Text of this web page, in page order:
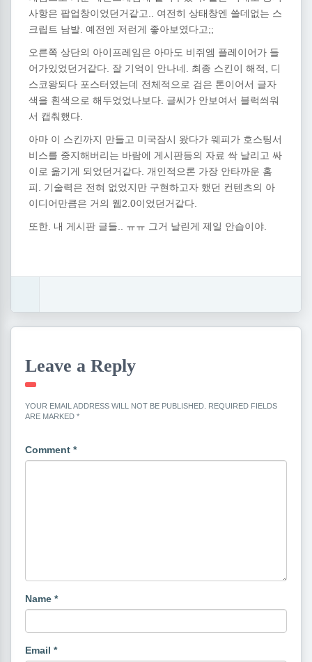
사항은 팝업창이었던거같고 여전히 상태창엔 쓸데없는 스
크립트 남발 예전엔 저런게 좋아보였다고;;
오른쪽 상단의 아이프레임은 아마도 비쥐엠 플레이어가 들
어가있었던거같다 잘 기억이 안나네 최종 스킨이 해적
디
스코왕되다 포스터였는데 전체적으로 검은 톤이어서 글자
색을 흰색으로 해두었었나보다 글씨가 안보여서 블럭씌워
서 캡춰했다
아마 이 스킨까지 만들고 미국잠시 왔다가 웨피가 호스팅서
비스를 중지해버리는 바람에 게시판등의 자료 싹 날리고 싸
이로 옮기게 되었던거같다 개인적으론 가장 안타까운 홈
피
기술력은 전혀 없었지만 구현하고자 했던 컨텐츠의 아
이디어만큼은 거의 웹 2.0이었던거같다
또한 내 게시판 글들 ㅠㅠ 그거 날린게 제일 안습이야
Leave a Reply
YOUR EMAIL ADDRESS WILL NOT BE PUBLISHED. REQUIRED FIELDS
ARE MARKED *
Comment *
Name *
Email *